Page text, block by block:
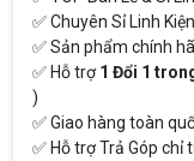
✅ Chuyên Sỉ Linh
✅ Sản phẩm chính
✅ Hỗ trợ1 Đổi 1
)
✅ Giao hàng toàn
✅ Hỗ trợ Trả Góp chỉ